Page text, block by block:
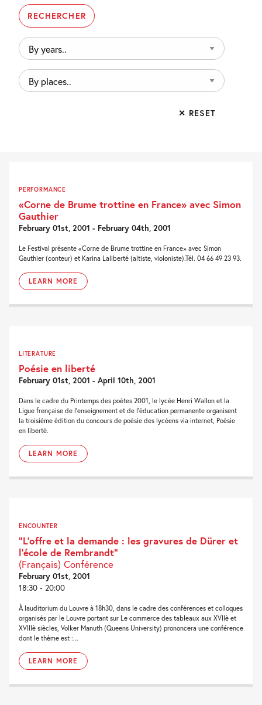
By
years..
By
places..
✕ RESET
PERFORMANCE
«Corne de Brume trottine en France» avec Simon
Gauthier
February 01st, 2001 - February 04th, 2001
Le Festival présente «Corne de Brume trottine en France» avec Simon
Gauthier (conteur) et Karina Laliberté (altiste, violoniste).Tél. 04 66 49 23 93.
LEARN MORE
LITERATURE
Poésie en liberté
February 01st, 2001 - April 10th, 2001
Dans le cadre du Printemps des poètes 2001, le lycée Henri Wallon et la
Ligue frençaise de l'enseignement et de l'éducation permanente organisent
la troisième édition du concours de poésie des lycéens via internet, Poésie
en liberté.
LEARN MORE
ENCOUNTER
“L’offre et la demande : les gravures de Dürer et
l’école de Rembrandt”
(Français) Conférence
February 01st, 2001
18:30 - 20:00
À lauditorium du Louvre à 18h30, dans le cadre des conférences et colloques
organisés par le Louvre portant sur Le commerce des tableaux aux XVIIè et
XVIIIè siècles, Volker Manuth (Queens University) prononcera une conférence
dont le thème est :...
LEARN MORE